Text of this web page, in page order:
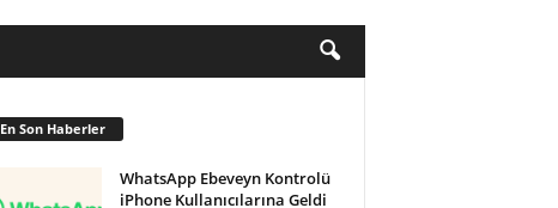
En Son Haberler
WhatsApp Ebeveyn Kontrolü
iPhone Kullanıcılarına Geldi